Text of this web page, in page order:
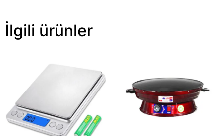
İlgili ürünler